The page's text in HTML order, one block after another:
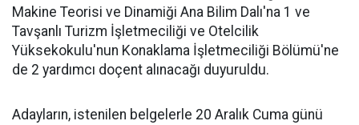
Makine Teorisi ve Dinamiği Ana Bilim Dalı'na 1 ve
Tavşanlı Turizm İşletmeciliği ve Otelcilik
Yüksekokulu'nun Konaklama İşletmeciliği Bölümü'ne
de 2 yardımcı doçent alınacağı duyuruldu.
Adayların, istenilen belgelerle 20 Aralık Cuma günü